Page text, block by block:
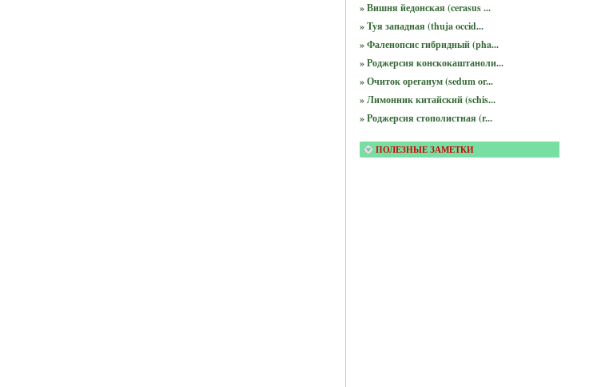
» Вишня йедонская (cerasus ...
» Туя западная (thuja occid...
» Фаленопсис гибридный (pha...
» Роджерсия конскокаштаноли...
» Очиток ореганум (sedum or...
» Лимонник китайский (schis...
» Роджерсия стополистная (r...
ПОЛЕЗНЫЕ ЗАМЕТКИ